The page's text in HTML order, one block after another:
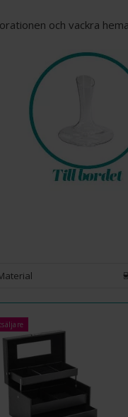
och vackra